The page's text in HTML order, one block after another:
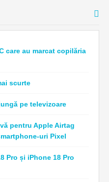
care au marcat copilăria
scurte
pe televizoare
pentru Apple Airtag
uri Pixel
Pro și iPhone 18 Pro